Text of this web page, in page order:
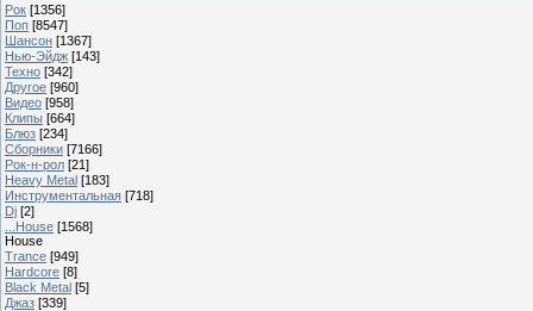
Рок [1356]
Поп [8547]
Шансон [1367]
Нью-Эйдж [143]
Техно [342]
Другое [960]
Видео [958]
Клипы [664]
Блюз [234]
Сборники [7166]
Рок-н-рол [21]
Heavy Metal [183]
Инструментальная [718]
Dj [2]
...House [1568]
House
Trance [949]
Hardcore [8]
Black Metal [5]
Джаз [339]